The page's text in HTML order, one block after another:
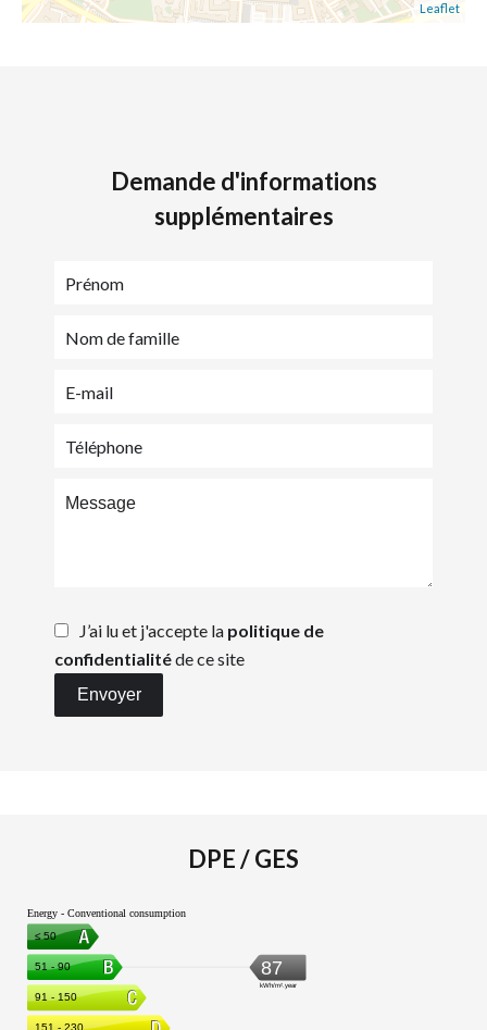
Leaflet
Demande d'informations
supplémentaires
J’ai lu et j'accepte la politique de
confidentialitéde ce site
Envoyer
DPE / GES